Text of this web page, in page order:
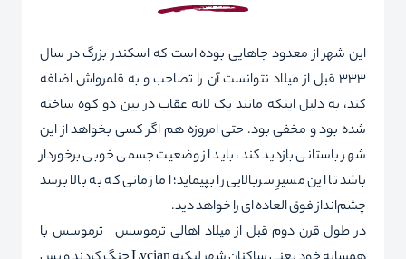
این شهر از معدود جاهایی بوده است که اسکندر بزرگ در سال
۳۳۳ قبل از میلاد نتوانست آن را تصاحب و به قلمرواش اضافه
کند، به دلیل اینکه مانند یک لانه عقاب در بین دو کوه ساخته
شده بود و مخفی بود. حتی امروزه هم اگر کسی بخواهد از این
شهر باستانی بازدید کند، باید از وضعیت جسمی خوبی برخوردار
باشد تا این مسیرِ سربالایی را بپیماید؛ اما زمانی که به بالا برسد
چشم‌انداز فوق العاده ای را خواهد دید.
در طول قرن دوم قبل از میلاد اهالی ترموسس ترموسس با